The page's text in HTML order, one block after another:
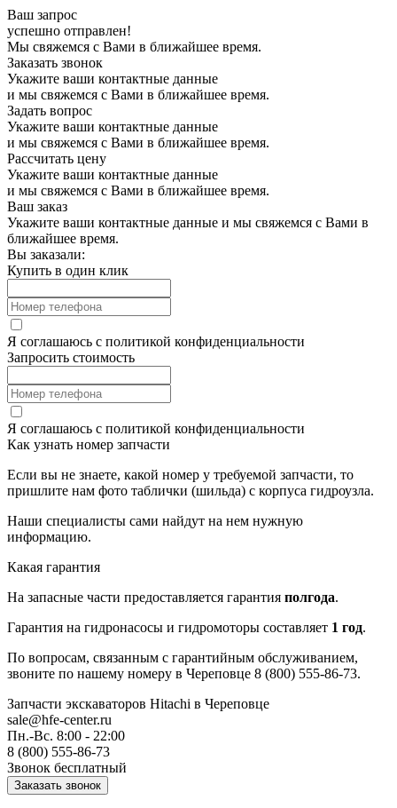
Ваш запрос
успешно отправлен!
Мы свяжемся с Вами в ближайшее время.
Заказать звонок
Укажите ваши контактные данные
и мы свяжемся с Вами в ближайшее время.
Задать вопрос
Укажите ваши контактные данные
и мы свяжемся с Вами в ближайшее время.
Рассчитать цену
Укажите ваши контактные данные
и мы свяжемся с Вами в ближайшее время.
Ваш заказ
Укажите ваши контактные данные и мы свяжемся с Вами в
ближайшее время.
Вы заказали:
Купить в один клик
Я соглашаюсь с политикой конфиденциальности
Запросить стоимость
Я соглашаюсь с политикой конфиденциальности
Как узнать номер запчасти
Если вы не знаете, какой номер у требуемой запчасти, то
пришлите нам фото таблички (шильда) с корпуса гидроузла.
Наши специалисты сами найдут на нем нужную
информацию.
Какая гарантия
На запасные части предоставляется гарантия полгода.
Гарантия на гидронасосы и гидромоторы составляет 1 год.
По вопросам, связанным с гарантийным обслуживанием,
звоните по нашему номеру в Череповце 8 (800) 555-86-73.
Запчасти экскаваторов Hitachi в Череповце
sale@hfe-center.ru
Пн.-Вс. 8:00 - 22:00
8 (800) 555-86-73
Звонок бесплатный